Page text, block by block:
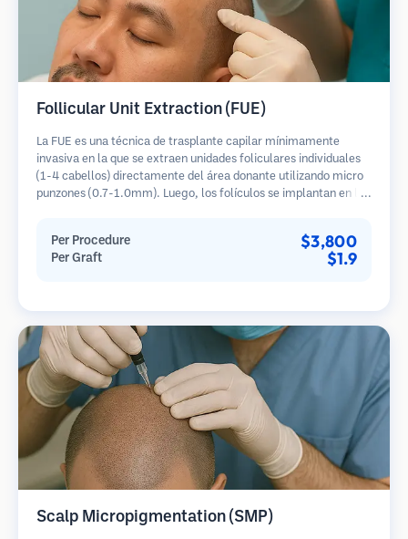
Follicular Unit Extraction (FUE)
La FUE es una técnica de trasplante capilar mínimamente
invasiva en la que se extraen unidades foliculares individuales
(1-4 cabellos) directamente del área donante utilizando micro
punzones (0.7-1.0mm). Luego, los folículos se implantan en las
en comparación con los métodos de extracción de tiras.
Per Procedure $3,800
Per Graft $1.9
Scalp Micropigmentation (SMP)